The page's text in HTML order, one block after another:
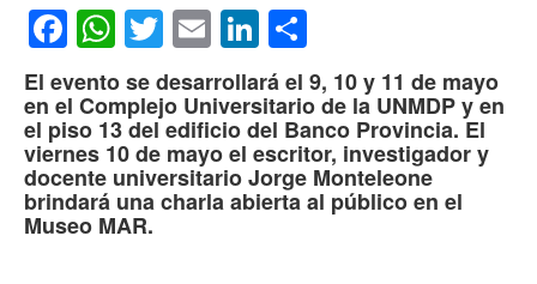
Facebook
WhatsApp
Twitter
EmailLinkedIn
El evento se desarrollará el 9, 10 y 11 de mayo
en el Complejo Universitario de la UNMDP y en
el piso 13 del edificio del Banco Provincia. El
viernes 10 de mayo el escritor, investigador y
docente universitario Jorge Monteleone
brindará una charla abierta al público en el
Museo MAR.